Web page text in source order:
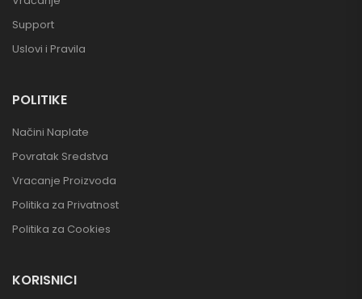
Support
Uslovi i Pravila
POLITIKE
Načini Naplate
Povratak Sredstva
Vracanje Proizvoda
Politika za Privatnost
Politika za Cookies
KORISNICI